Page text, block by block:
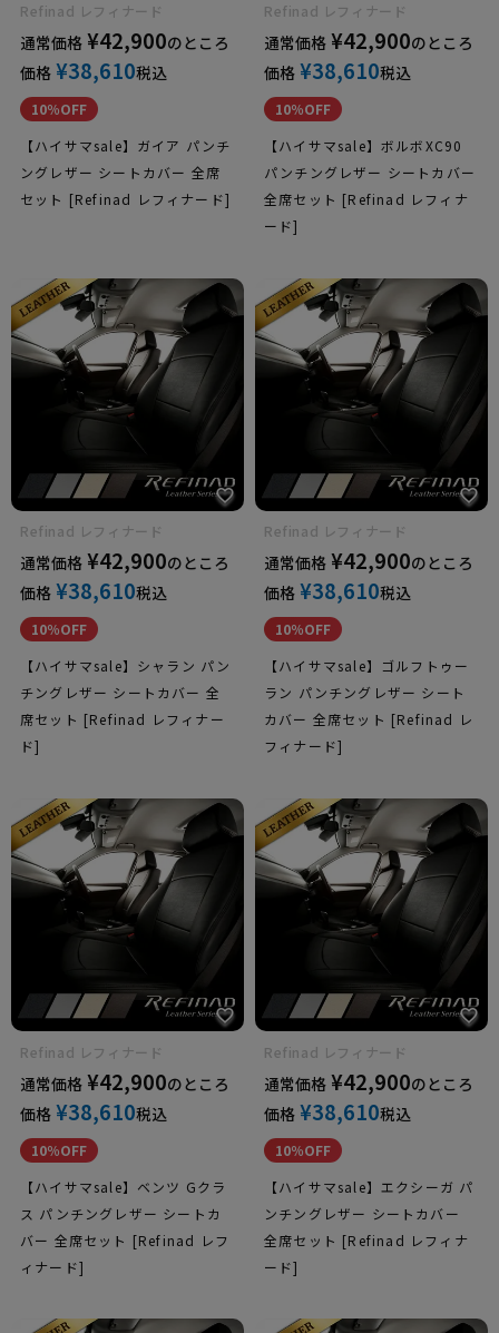
光岡自動車
シトロエン
テスラ
バー
Refinad レフィナード
通常価格 ¥42,900のところ
価格 ¥38,610税込
10％OFF
【ハイサマsale】ガイア パンチ
ングレザー シートカバー 全席
セット [Refinad レフィナード]
Refinad レフィナード
通常価格 ¥42,900のところ
価格 ¥38,610税込
10％OFF
【ハイサマsale】ボルボXC90
パンチングレザー シートカバー
全席セット [Refinad レフィナ
ード]
Refinad レフィナード
通常価格 ¥42,900のところ
価格 ¥38,610税込
10％OFF
【ハイサマsale】シャラン パン
チングレザー シートカバー 全
席セット [Refinad レフィナー
ド]
Refinad レフィナード
通常価格 ¥42,900のところ
価格 ¥38,610税込
10％OFF
【ハイサマsale】ゴルフトゥー
ラン パンチングレザー シート
カバー 全席セット [Refinad レ
フィナード]
Refinad レフィナード
通常価格 ¥42,900のところ
価格 ¥38,610税込
10％OFF
【ハイサマsale】ベンツ Gクラ
ス パンチングレザー シートカ
バー 全席セット [Refinad レフ
ィナード]
Refinad レフィナード
通常価格 ¥42,900のところ
価格 ¥38,610税込
10％OFF
【ハイサマsale】エクシーガ パ
ンチングレザー シートカバー
全席セット [Refinad レフィナ
ード]